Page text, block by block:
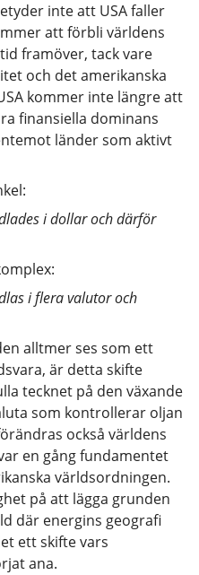
inte att USA faller
att förbli världens
framöver, tack vare
och det amerikanska
kommer inte längre att
finansiella dominans
länder som aktivt
i dollar och därför
i flera valutor och
alltmer ses som ett
är detta skifte
tecknet på den växande
som kontrollerar oljan
också världens
en gång fundamentet
världsordningen.
på att lägga grunden
där energins geografi
ett skifte vars
ana.